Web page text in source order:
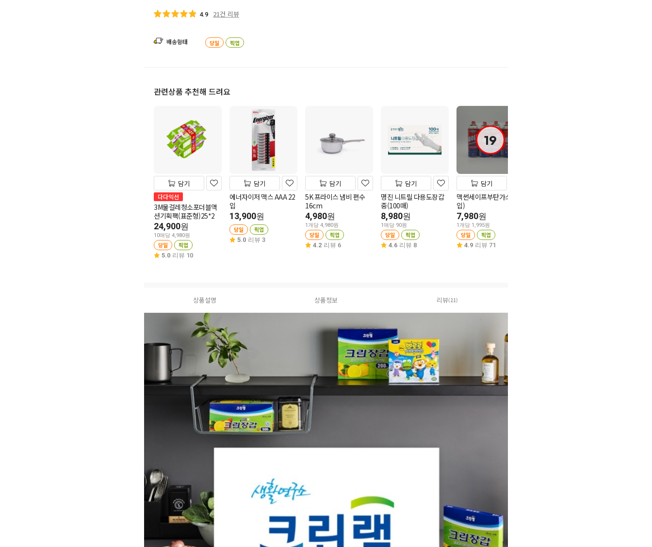
4.9 21건 리뷰
배송형태 당일 픽업
관련상품 추천해 드려요
담기
다다익선
3M물걸레청소포더블액
션기획팩(표준형)25*2
24,900원
10매당 4,980원
당일 픽업
5.0 리뷰 10
담기
에너자이저 맥스 AAA 22
입
13,900원
당일 픽업
5.0 리뷰 3
담기
5K 프라이스 냄비 편수
16cm
4,980원
1개당 4,980원
당일 픽업
4.2 리뷰 6
담기
명진 니트릴 다용도장갑
중(100매)
8,980원
1매당 90원
당일 픽업
4.6 리뷰 8
19
담기
맥썬세이프부탄가스(4
입)
7,980원
1개당 1,995원
당일 픽업
4.9 리뷰 71
상품설명 상품정보 리뷰(21)